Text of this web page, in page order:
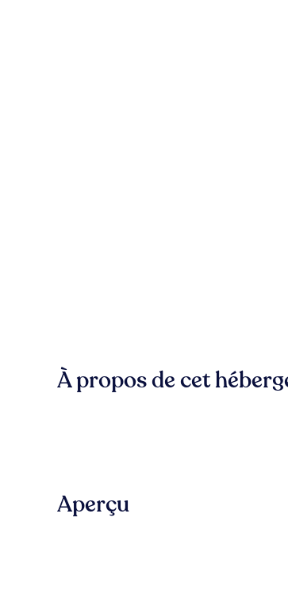
À propos de cet
Aperçu